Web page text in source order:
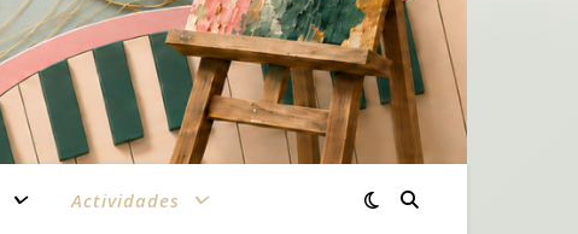
Actividades